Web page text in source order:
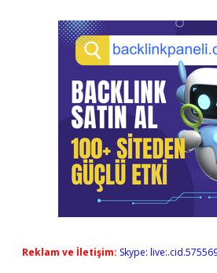
Reklam ve İletişim: Skype: